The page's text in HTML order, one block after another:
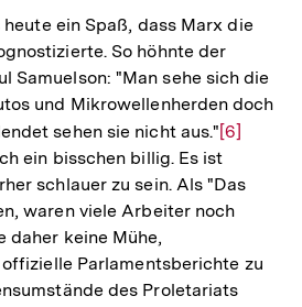
ein Spaß, dass Marx die
So höhnte der
Samuelson: "Man sehe sich die
und Mikrowellenherden doch
sehen sie nicht aus."Zur
der
Fußnote
[6]
ein bisschen billig. Es ist
schlauer zu sein. Als "Das
waren viele Arbeiter noch
daher keine Mühe,
Parlamentsberichte zu
des Proletariats